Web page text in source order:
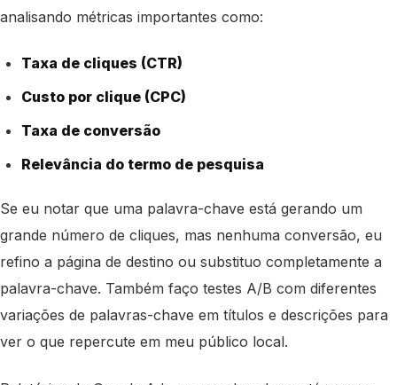
analisando métricas importantes como:
Taxa de cliques (CTR)
Custo por clique (CPC)
Taxa de conversão
Relevância do termo de pesquisa
Se eu notar que uma palavra-chave está gerando um
grande número de cliques, mas nenhuma conversão, eu
refino a página de destino ou substituo completamente a
palavra-chave. Também faço testes A/B com diferentes
variações de palavras-chave em títulos e descrições para
ver o que repercute em meu público local.